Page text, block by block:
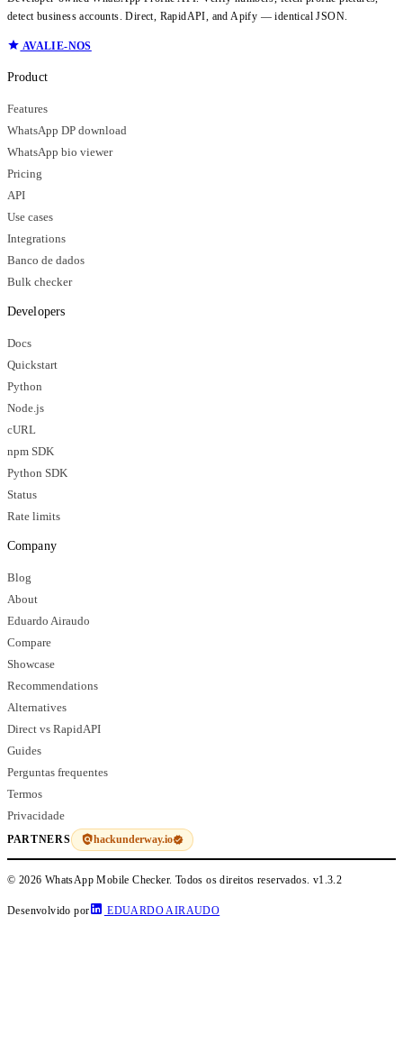
detect business accounts. Direct, RapidAPI, and Apify — identical JSON.
AVALIE-NOS
Product
Features
WhatsApp DP download
WhatsApp bio viewer
Pricing
API
Use cases
Integrations
Banco de dados
Bulk checker
Developers
Docs
Quickstart
Python
Node.js
cURL
npm SDK
Python SDK
Status
Rate limits
Company
Blog
About
Eduardo Airaudo
Compare
Showcase
Recommendations
Alternatives
Direct vs RapidAPI
Guides
Perguntas frequentes
Termos
Privacidade
PARTNERS hackunderway.io
© 2026 WhatsApp Mobile Checker. Todos os direitos reservados. v1.3.2
Desenvolvido por EDUARDO AIRAUDO